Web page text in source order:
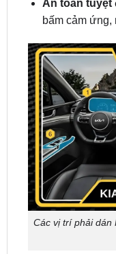
Các vị trí phải dán
Bảng Giá Dán